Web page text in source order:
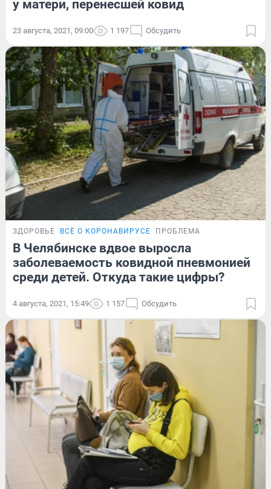
у матери, перенесшей ковид
23 августа, 2021, 09:00 1 197 Обсудить
ЗДОРОВЬЕ ВСЁ О КОРОНАВИРУСЕ ПРОБЛЕМА
В Челябинске вдвое выросла
заболеваемость ковидной пневмонией
среди детей. Откуда такие цифры?
4 августа, 2021, 15:49 1 157 Обсудить